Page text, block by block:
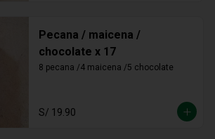
Pecana / maicena /
chocolate x 17
8 pecana /4 maicena /5 chocolate
S/ 19.90